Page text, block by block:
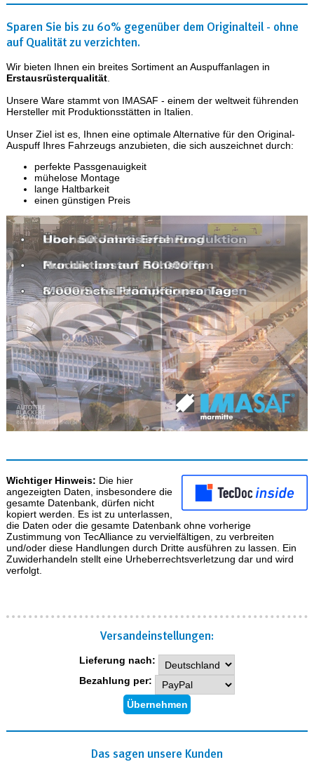
Sparen Sie bis zu 60% gegenüber dem Originalteil - ohne
auf Qualität zu verzichten.
Wir bieten Ihnen ein breites Sortiment an Auspuffanlagen in
Erstausrüsterqualität.
Unsere Ware stammt von IMASAF - einem der weltweit führenden
Hersteller mit Produktionsstätten in Italien.
Unser Ziel ist es, Ihnen eine optimale Alternative für den Original-
Auspuff Ihres Fahrzeugs anzubieten, die sich auszeichnet durch:
perfekte Passgenauigkeit
mühelose Montage
lange Haltbarkeit
einen günstigen Preis
Wichtiger Hinweis: Die hier
angezeigten Daten, insbesondere die
gesamte Datenbank, dürfen nicht
kopiert werden. Es ist zu unterlassen,
die Daten oder die gesamte Datenbank ohne vorherige
Zustimmung von TecAlliance zu vervielfältigen, zu verbreiten
und/oder diese Handlungen durch Dritte ausführen zu lassen. Ein
Zuwiderhandeln stellt eine Urheberrechtsverletzung dar und wird
verfolgt.
Versand­einstellungen:
Lieferung nach:
Bezahlung per:
Das sagen unsere Kunden